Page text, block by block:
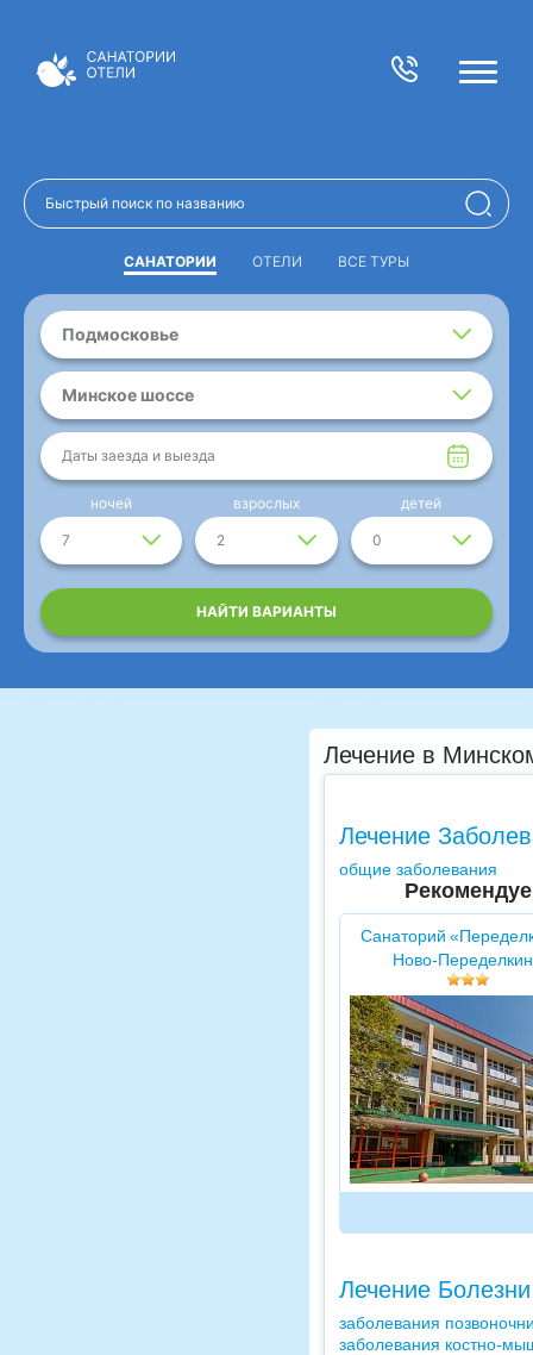
САНАТОРИИ ОТЕЛИ ВСЕ ТУРЫ
Подмосковье
Минское шоссе
Даты заезда и выезда
7
ночей
2
взрослых
0
детей
НАЙТИ ВАРИАНТЫ
Лечение в
Лечение
общие заболевания
Санаторий
Ново-
Лечение
заболевания
заболевания костно-